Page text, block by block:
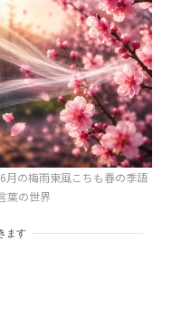
月の梅雨東風こちも春の季語
葉の世界
ます